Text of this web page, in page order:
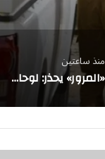
منذ ساعتين
«المرور» يحذر: لوحات المركبة التالفة أو غير الواضحة مخالفة بغرامة تبلغ 2000 ريال